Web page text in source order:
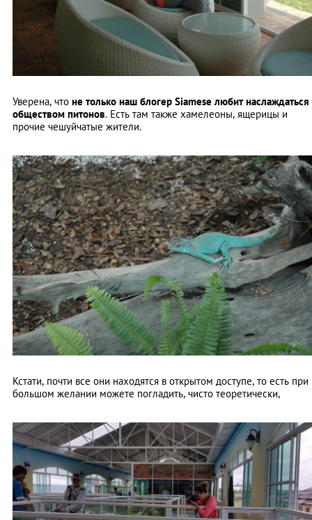
Уверена, что не только наш блогер Siamese любит наслаждаться
обществом питонов. Есть там также хамелеоны, ящерицы и
прочие чешуйчатые жители.
Кстати, почти все они находятся в открытом доступе, то есть при
большом желании можете погладить, чисто теоретически,